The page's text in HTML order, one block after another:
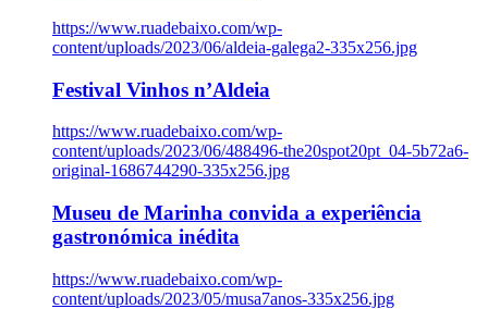
https://www.ruadebaixo.com/wp-
content/uploads/2023/06/aldeia-galega2-335x256.jpg
Festival Vinhos n’Aldeia
https://www.ruadebaixo.com/wp-
content/uploads/2023/06/488496-the20spot20pt_04-5b72a6-
original-1686744290-335x256.jpg
Museu de Marinha convida a experiência
gastronómica inédita
https://www.ruadebaixo.com/wp-
content/uploads/2023/05/musa7anos-335x256.jpg